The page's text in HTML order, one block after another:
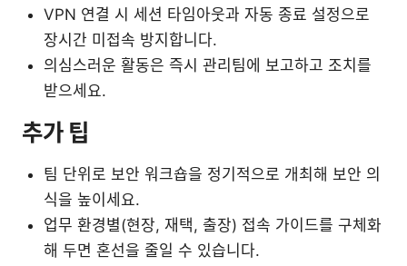
VPN 연결 시 세션 타임아웃과 자동 종료 설정으로
장시간 미접속 방지합니다.
의심스러운 활동은 즉시 관리팀에 보고하고 조치를
받으세요.
추가 팁
팀 단위로 보안 워크숍을 정기적으로 개최해 보안 의
식을 높이세요.
업무 환경별(현장, 재택, 출장) 접속 가이드를 구체화
해 두면 혼선을 줄일 수 있습니다.